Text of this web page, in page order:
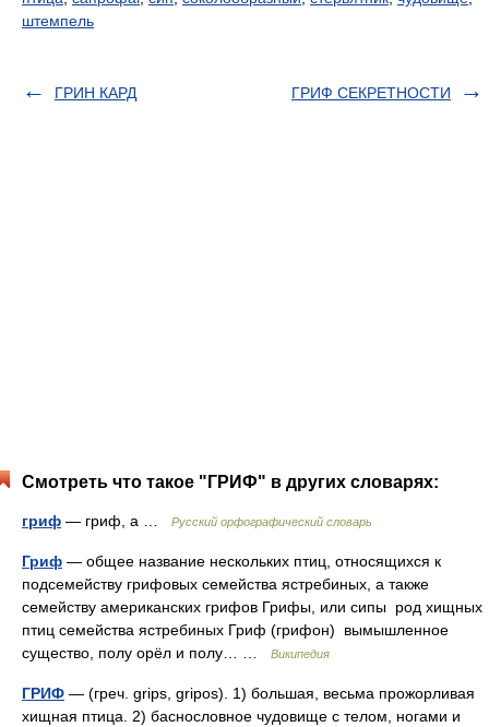
штемпель
ГРИН КАРД ГРИФ СЕКРЕТНОСТИ
Смотреть что такое "ГРИФ" в других словарях:
гриф — гриф, а … Русский орфографический словарь
Гриф — общее название нескольких птиц, относящихся к
подсемейству грифовых семейства ястребиных, а также
семейству американских грифов Грифы, или сипы род хищных
птиц семейства ястребиных Гриф (грифон) вымышленное
существо, полу орёл и полу… …
Википедия
ГРИФ — (греч. grips, gripos). 1) большая, весьма прожорливая
хищная птица. 2) баснословное чудовище с телом, ногами и